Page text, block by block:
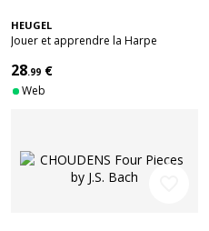
HEUGEL
Jouer et apprendre la Harpe
28.99 €
Web